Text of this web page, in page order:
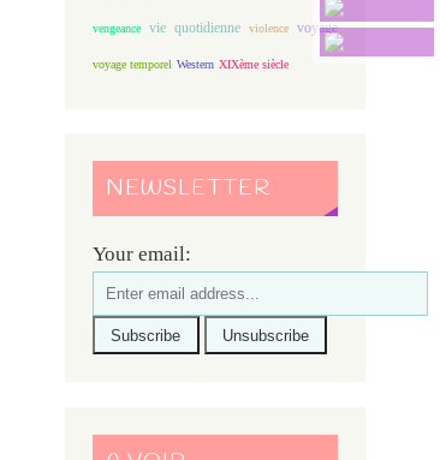
vengeance vie quotidienne violence voyage
voyage temporel Western XIXème siècle
NEWSLETTER
Your email: